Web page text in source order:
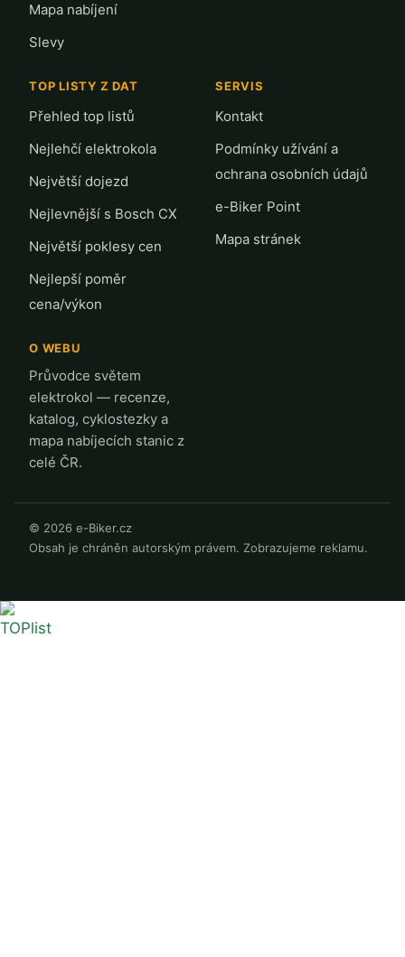
Mapa nabíjení
Slevy
TOP LISTY Z DAT
Přehled top listů
Nejlehčí elektrokola
Největší dojezd
Nejlevnější s Bosch CX
Největší poklesy cen
Nejlepší poměr
cena/výkon
SERVIS
Kontakt
Podmínky užívání a
ochrana osobních údajů
e-Biker Point
Mapa stránek
O WEBU
Průvodce světem
elektrokol — recenze,
katalog, cyklostezky a
mapa nabíjecích stanic z
celé ČR.
© 2026 e-Biker.cz
Obsah je chráněn autorským právem. Zobrazujeme reklamu.